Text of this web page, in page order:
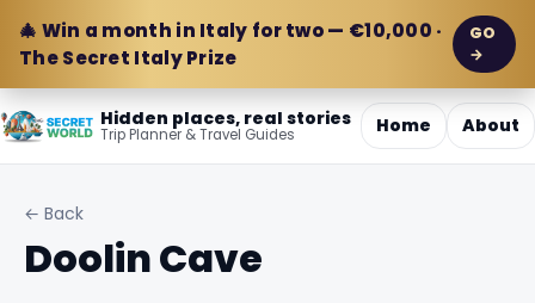
🎄 Win a month in Italy for two — €10,000 ·
The Secret Italy Prize
GO
→
Hidden places, real stories
Trip Planner & Travel Guides Home About
← Back
Doolin Cave